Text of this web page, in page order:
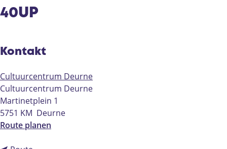
40UP
Kontakt
Cultuurcentrum Deurne
Cultuurcentrum Deurne
Martinetplein 1
5751 KM Deurne
Route planen